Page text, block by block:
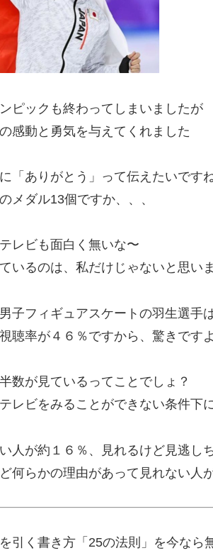
ピックも終わってしまいましたが
感動と勇気を与えてくれました
「ありがとう」って伝えたいです
メダル13個ですか、、、
レビも面白く無いな〜
いるのは、私だけじゃないと思い
子フィギュアスケートの羽生選手
聴率が４６％ですから、驚きです
数が見ているってことでしょ？
レビをみることができない条件下
人が約１６％、見れるけど見逃し
何らかの理由があって見れない人
引く書き方「25の法則」を今なら